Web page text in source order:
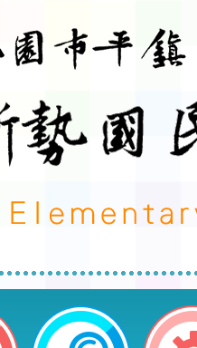
-發布單位:教務